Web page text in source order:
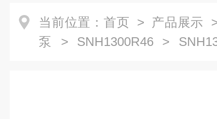
当前位置： 首页 > 产品展示
泵
> SNH1300R46 >